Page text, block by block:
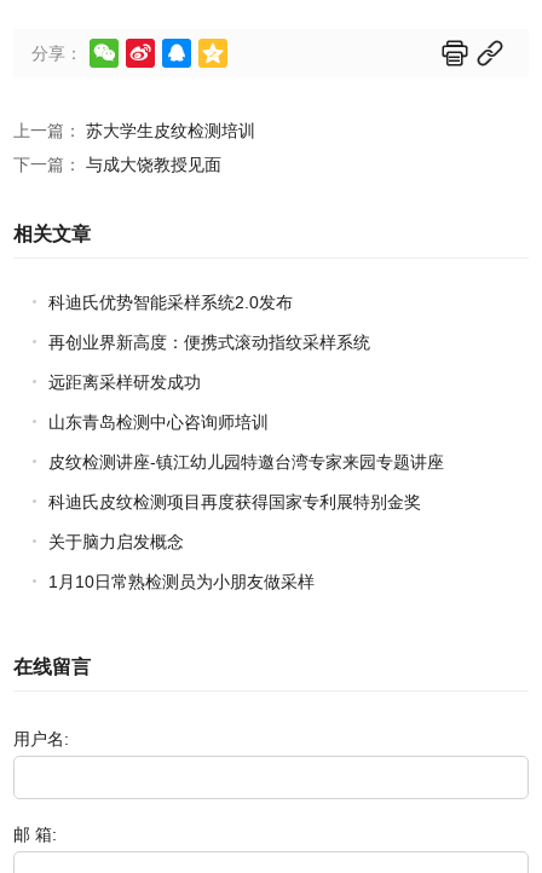
分享：      
上一篇：苏大学生皮纹检测培训
下一篇：与成大饶教授见面
相关文章
科迪氏优势智能采样系统2.0发布
再创业界新高度：便携式滚动指纹采样系统
远距离采样研发成功
山东青岛检测中心咨询师培训
皮纹检测讲座-镇江幼儿园特邀台湾专家来园专题讲座
科迪氏皮纹检测项目再度获得国家专利展特别金奖
关于脑力启发概念
1月10日常熟检测员为小朋友做采样
在线留言
用户名:
邮 箱: